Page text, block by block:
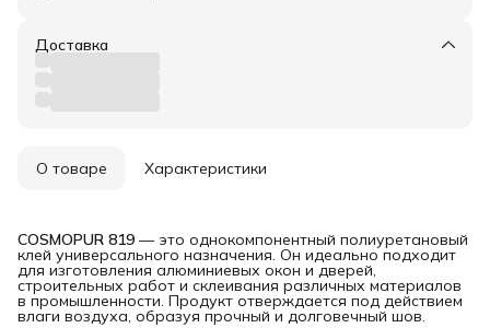
Доставка
О товаре Характеристики
COSMOPUR 819 — это однокомпонентный полиуретановый
клей универсального назначения. Он идеально подходит
для изготовления алюминиевых окон и дверей,
строительных работ и склеивания различных материалов
в промышленности. Продукт отверждается под действием
влаги воздуха, образуя прочный и долговечный шов.